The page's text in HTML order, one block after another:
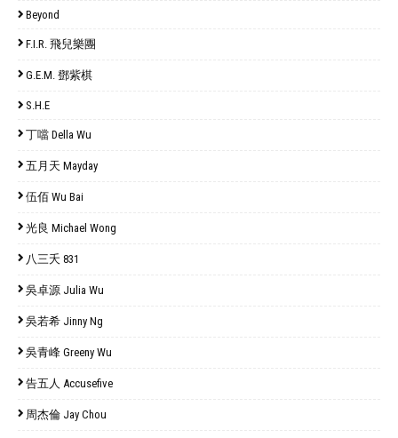
Beyond
F.I.R. 飛兒樂團
G.E.M. 鄧紫棋
S.H.E
丁噹 Della Wu
五月天 Mayday
伍佰 Wu Bai
光良 Michael Wong
八三夭 831
吳卓源 Julia Wu
吳若希 Jinny Ng
吳青峰 Greeny Wu
告五人 Accusefive
周杰倫 Jay Chou